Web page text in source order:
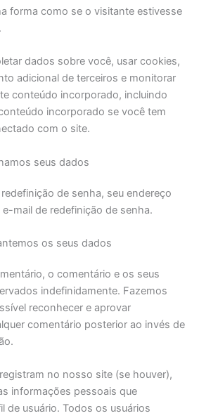
forma como se o visitante estivesse
dados sobre você, usar cookies,
adicional de terceiros e monitorar
conteúdo incorporado, incluindo
incorporado se você tem
com o site.
seus dados
de senha, seu endereço
mail de redefinição de senha.
os seus dados
o comentário e os seus
indefinidamente. Fazemos
reconhecer e aprovar
comentário posterior ao invés de
no nosso site (se houver),
informações pessoais que
de usuário. Todos os usuários